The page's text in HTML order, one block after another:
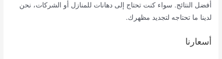
أفضل النتائج. سواء كنت تحتاج إلى دهانات للمنازل أو الشركات، نحن
لدينا ما تحتاجه لتجديد مظهرك.
أسعارنا